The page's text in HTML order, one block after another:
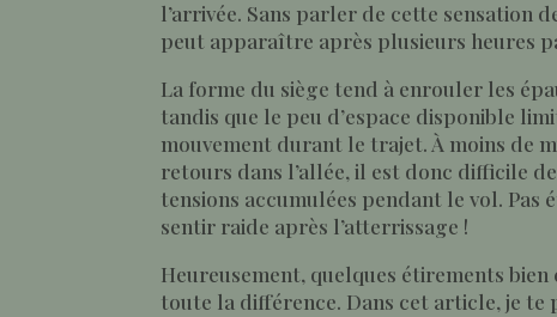
l’arrivée. Sans parler de cette sensation
peut apparaître après plusieurs heures
La forme du siège tend à enrouler les
tandis que le peu d’espace disponible
mouvement durant le trajet. À moins de
retours dans l’allée, il est donc difficile
tensions accumulées pendant le vol. Pas
sentir raide après l’atterrissage !
Heureusement, quelques étirements bien
toute la différence. Dans cet article, je te